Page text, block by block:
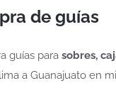
de guías
guías para sobres,
a Guanajuato en